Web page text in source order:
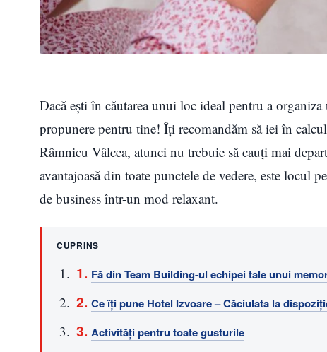
Dacă ești în căutarea unui loc ideal pentru a
propunere pentru tine! Îți recomandăm să iei în
Râmnicu Vâlcea, atunci nu trebuie să cauți mai
avantajoasă din toate punctele de vedere, este locul
de business într-un mod relaxant.
CUPRINS
Fă din Team Building-ul echipei tale unui
Ce îți pune Hotel Izvoare – Căciulata la
Activități pentru toate gusturile